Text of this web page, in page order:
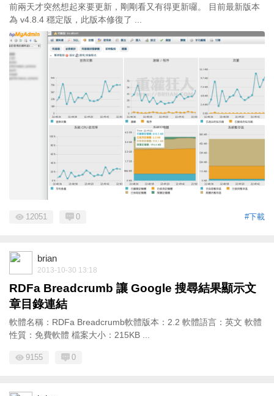
前兩天才突然想起來要更新，剛剛看又有得更新囉。 目前最新版本
為 v4.8.4 穩定版，此版本修復了 ...
#下載
12051 0
brian
2013-10-30 13:18
RDFa Breadcrumb 讓 Google 搜尋結果顯示文
章目錄連結
軟體名稱：RDFa Breadcrumb軟體版本：2.2 軟體語言：英文 軟體
性質：免費軟體 檔案大小：215KB ...
9155 0